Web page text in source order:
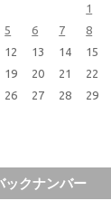
1
5 6 7 8
12 13 14 15
19 20 21 22
26 27 28 29
ックナンバー